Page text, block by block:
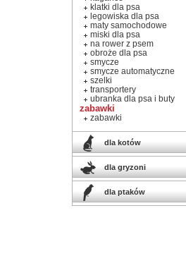
klatki dla psa
legowiska dla psa
maty samochodowe
miski dla psa
na rower z psem
obroże dla psa
smycze
smycze automatyczne
szelki
transportery
ubranka dla psa i buty
zabawki
zabawki
dla kotów
dla gryzoni
dla ptaków